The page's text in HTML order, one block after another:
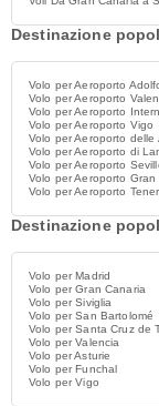
Destinazione
Volo per Aeroporto
Volo per Aeroporto
Volo per Aeroporto
Volo per Aeroporto Vigo
Volo per Aeroporto delle
Volo per Aeroporto di
Volo per Aeroporto
Volo per Aeroporto Gran
Volo per Aeroporto
Destinazione
Volo per Madrid
Volo per Gran Canaria
Volo per Siviglia
Volo per San Bartolomé
Volo per Santa Cruz de
Volo per Valencia
Volo per Asturie
Volo per Funchal
Volo per Vigo